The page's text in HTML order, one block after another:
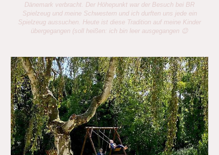
Dänemark verbracht. Der Höhepunkt war der Besuch bei BR
Spielzeug und meine Schwestern und ich durften uns jede ein
Spielzeug aussuchen. Heute ist diese Tradition auf meine Kinder
übergegangen (soll heißen: ich bin leer ausgegangen 😉